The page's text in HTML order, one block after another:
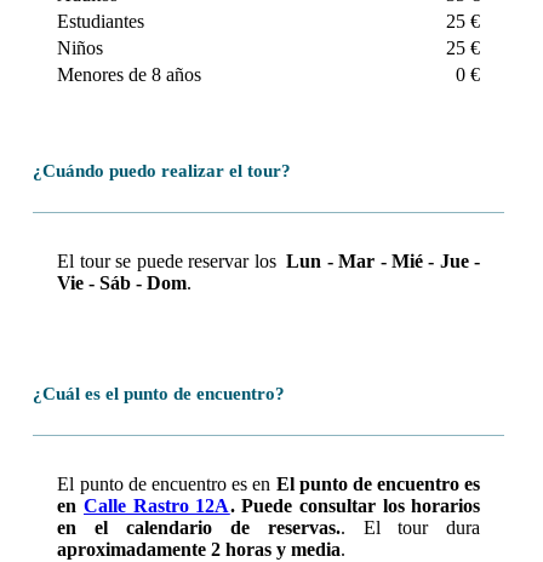
quiere ir a
, descubrir la
Expo´92o cualquier petición especial, no tienes más que
comunicárnoslo.
Estudiantes
25 €
Niños
25 €
Menores de 8 años
0 €
¿Cuándo puedo realizar el tour?
El tour se puede reservar losLun - Mar - Mié - Jue -
Vie - Sáb - Dom.
¿Cuál es el punto de encuentro?
El punto de encuentro es en El punto de encuentro es
enCalle Rastro 12A. Puede consultar los horarios
en el calendario de reservas.. El tour dura
aproximadamente 2 horas y media.